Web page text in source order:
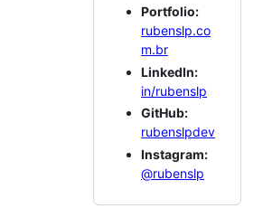
Portfolio:
rubenslp.co
m.br
LinkedIn:
in/rubenslp
GitHub:
rubenslpdev
Instagram:
@rubenslp